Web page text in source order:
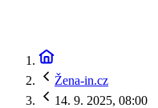
Žena-in.cz
14. 9. 2025, 08:00